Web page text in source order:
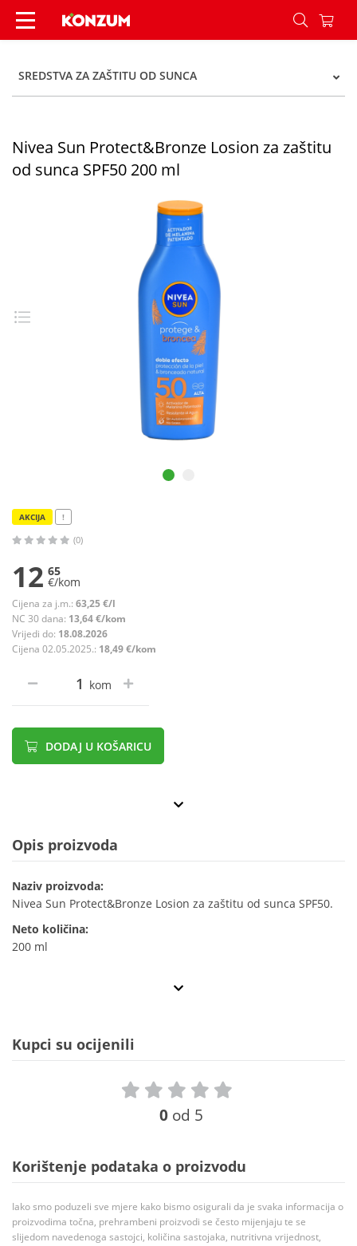
Nivea Sun Protect&Bronze Losion za zaštitu od
SREDSTVA ZA ZAŠTITU OD SUNCA
Nivea Sun Protect&Bronze Losion za zaštitu
od sunca SPF50 200 ml
AKCIJA !
(0)
12 65
€/kom
Cijena za j.m.: 63,25 €/l
NC 30 dana: 13,64 €/kom
Vrijedi do: 18.08.2026
Cijena 02.05.2025.: 18,49 €/kom
kom
DODAJ U KOŠARICU
Opis proizvoda
Naziv proizvoda:
Nivea Sun Protect&Bronze Losion za zaštitu od sunca SPF50.
Neto količina:
200 ml
Kupci su ocijenili
0 od 5
Korištenje podataka o proizvodu
Iako smo poduzeli sve mjere kako bismo osigurali da je svaka informacija o
proizvodima točna, prehrambeni proizvodi se često mijenjaju te se
slijedom navedenoga sastojci, količina sastojaka, nutritivna vrijednost,